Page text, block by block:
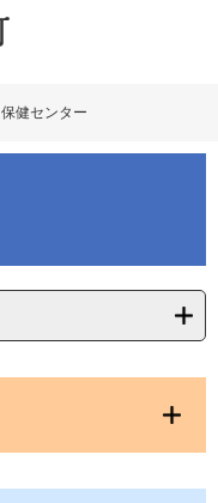
保健センター